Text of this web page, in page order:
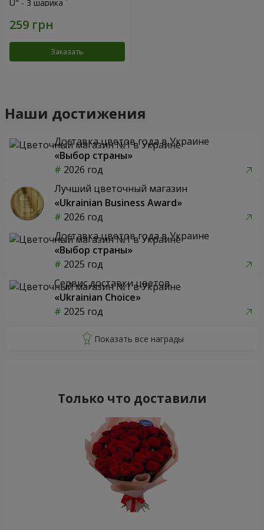
U" - 3 шарика
Заказать
Наши достижения
Доставка цветов года в Украине
«Выбор страны»
2026 год
Лучший цветочный магазин
«Ukrainian Business Award»
2026 год
Доставка цветов года в Украине
«Выбор страны»
2025 год
Сервис доставки цветов
«Ukrainian Choice»
2025 год
Только что доставили